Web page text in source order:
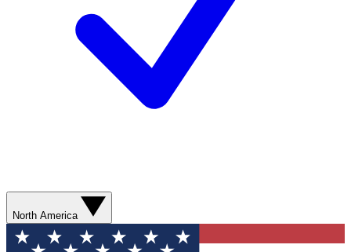
North America